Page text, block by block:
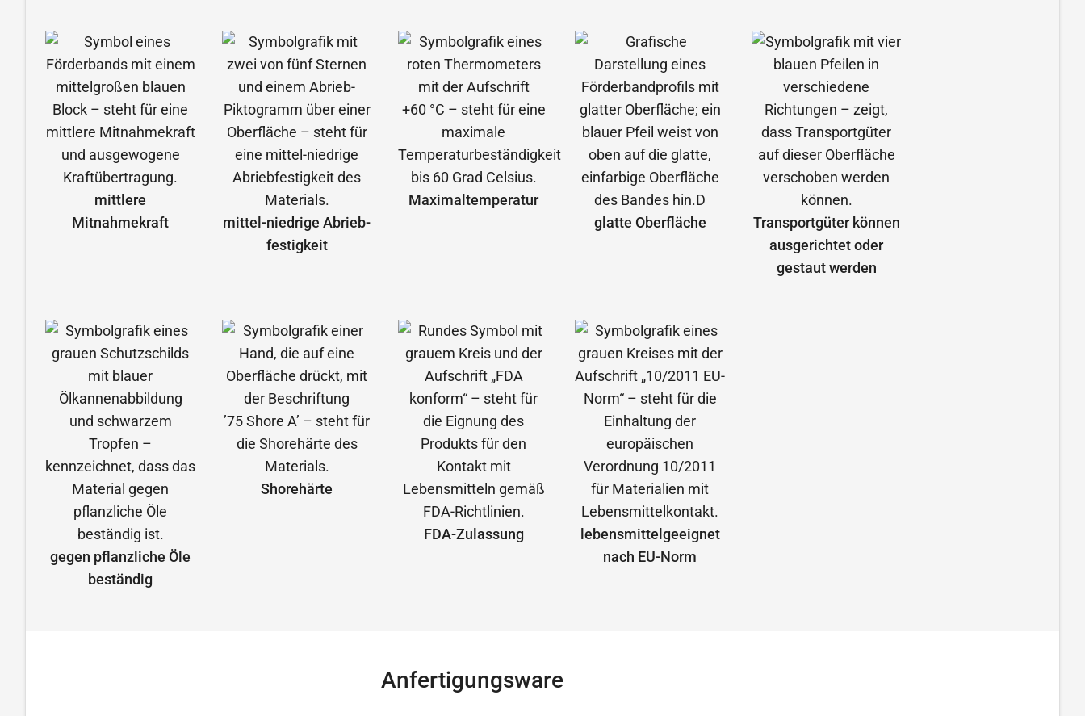
mittlere
Mitnahmekraft
mittel-niedrige Abrieb­
festigkeit
Maximal­temperatur
glatte Oberfläche
Transportgüter können
ausgerichtet oder
gestaut werden
gegen pflanzliche Öle
beständig
Shorehärte
FDA-Zulassung
lebensmittelgeeignet
nach EU-Norm
Anfertigungsware